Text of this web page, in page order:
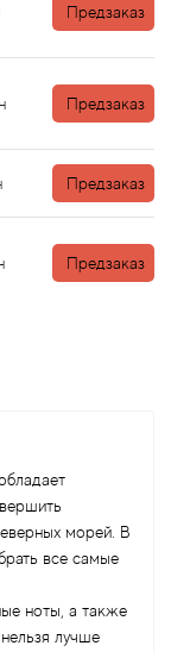
Предзаказ
Предзаказ
Предзаказ
Предзаказ
морей. В
все самые
ноты, а также
лучше